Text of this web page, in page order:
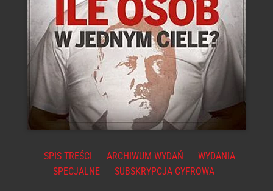
SPIS TREŚCI ARCHIWUM WYDAŃ
WYDANIA
SPECJALNE
SUBSKRYPCJA CYFROWA